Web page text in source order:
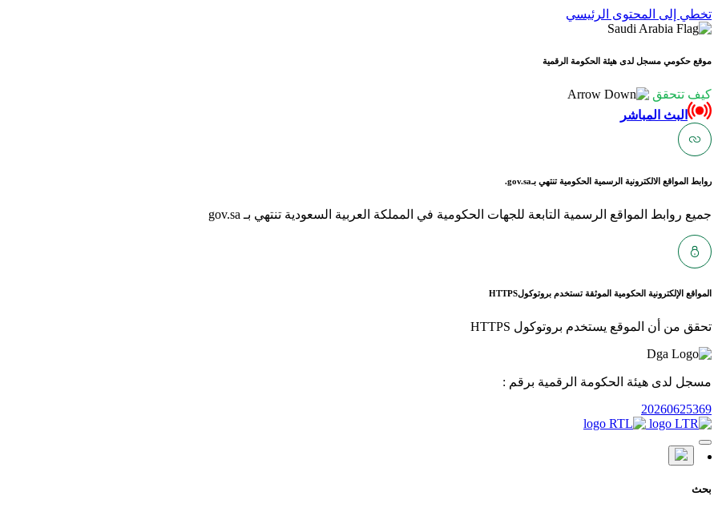
تخطي إلى المحتوى الرئيسي
موقع حكومي مسجل لدى هيئة الحكومة الرقمية
كيف تتحقق
البث المباشر
روابط المواقع الالكترونية الرسمية الحكومية تنتهي بـgov.sa.
جميع روابط المواقع الرسمية التابعة للجهات الحكومية في المملكة العربية السعودية تنتهي بـ gov.sa
المواقع الإلكترونية الحكومية الموثقة تستخدم بروتوكولHTTPS
تحقق من أن الموقع يستخدم بروتوكول HTTPS
مسجل لدى هيئة الحكومة الرقمية برقم :
20260625369
بحث